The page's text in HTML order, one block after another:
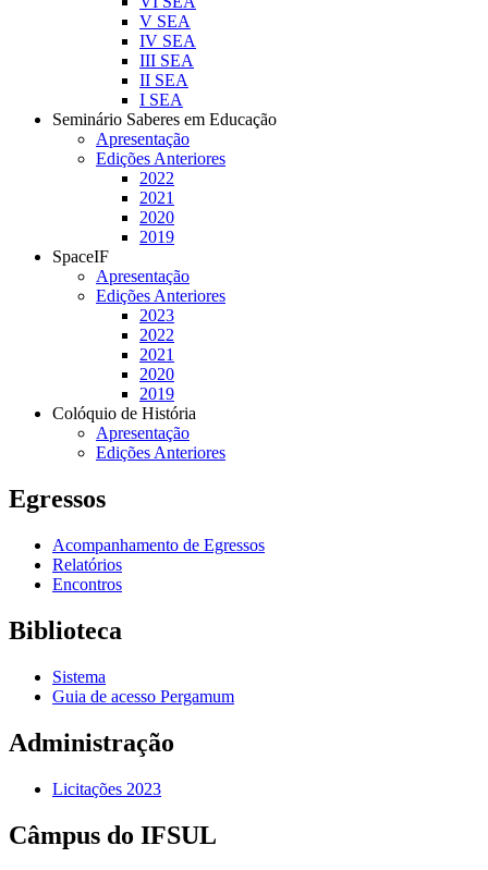
V SEA
IV SEA
III SEA
II SEA
I SEA
Seminário Saberes em Educação
Apresentação
Edições Anteriores
2022
2021
2020
2019
SpaceIF
Apresentação
Edições Anteriores
2023
2022
2021
2020
2019
Colóquio de História
Apresentação
Edições Anteriores
Egressos
Acompanhamento de Egressos
Relatórios
Encontros
Biblioteca
Sistema
Guia de acesso Pergamum
Administração
Licitações 2023
Câmpus do IFSUL